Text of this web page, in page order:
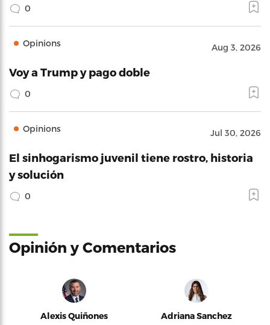
0
Opinions Aug 3, 2026
Voy a Trump y pago doble
0
Opinions Jul 30, 2026
El sinhogarismo juvenil tiene rostro, historia
y solución
0
Opinión y Comentarios
Alexis Quiñones Adriana Sanchez